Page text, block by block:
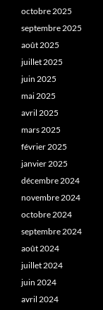
octobre 2025
septembre 2025
août 2025
juillet 2025
juin 2025
mai 2025
avril 2025
mars 2025
février 2025
janvier 2025
décembre 2024
novembre 2024
octobre 2024
septembre 2024
août 2024
juillet 2024
juin 2024
avril 2024